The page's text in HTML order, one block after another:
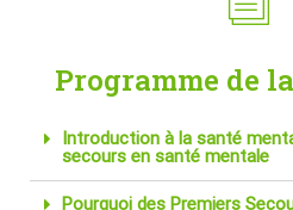
Programme de
Introduction à la santé
secours en santé mentale
Pourquoi des Premiers